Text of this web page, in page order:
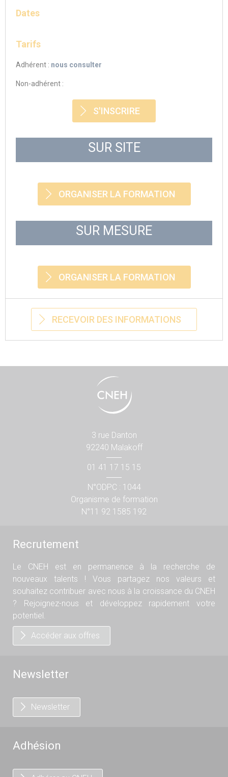
Dates
Tarifs
Adhérent : nous consulter
Non-adhérent :
S'INSCRIRE
SUR SITE
ORGANISER LA FORMATION
SUR MESURE
ORGANISER LA FORMATION
RECEVOIR DES INFORMATIONS
3 rue Danton
92240 Malakoff
01 41 17 15 15
N°ODPC : 1044
Organisme de formation
N°11 92 1585 192
Recrutement
Le CNEH est en permanence à la recherche de
nouveaux talents ! Vous partagez nos valeurs et
souhaitez contribuer avec nous à la croissance du CNEH
? Rejoignez-nous et développez rapidement votre
potentiel.
Accéder aux offres
Newsletter
Newsletter
Adhésion